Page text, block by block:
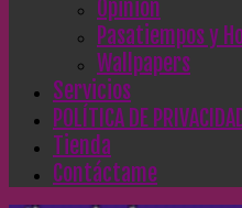
Opinión
Pasatiempos y
Wallpapers
Servicios
POLÍTICA DE
Tienda
Contáctame